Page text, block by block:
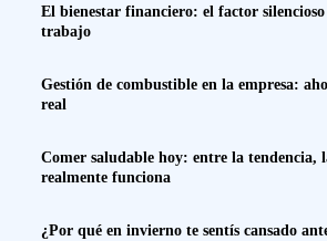
El bienestar financiero: el factor
trabajo
Gestión de combustible en la empresa:
real
Comer saludable hoy: entre la
realmente funciona
¿Por qué en invierno te sentís cansado